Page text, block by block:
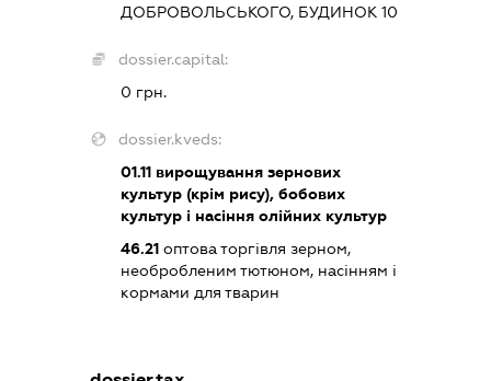
ДОБРОВОЛЬСЬКОГО, БУДИНОК 10
dossier.capital:
0 грн.
dossier.kveds:
01.11вирощування зернових
культур (крім рису), бобових
культур і насіння олійних культур
46.21оптова торгівля зерном,
необробленим тютюном, насінням і
кормами для тварин